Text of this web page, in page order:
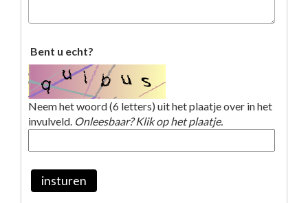
Bent u echt?
Neem het woord (6 letters) uit het plaatje over in het
invulveld. Onleesbaar? Klik op het plaatje.
insturen